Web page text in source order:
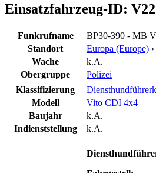
Einsatzfahrzeug-ID:
Funkrufname BP30-390 - MB
Standort
Europa (Europe) ›
Wache
k.A.
Obergruppe
Polizei
Klassifizierung
Modell
Vito CDI 4x4
Baujahr
k.A.
Indienststellung
k.A.